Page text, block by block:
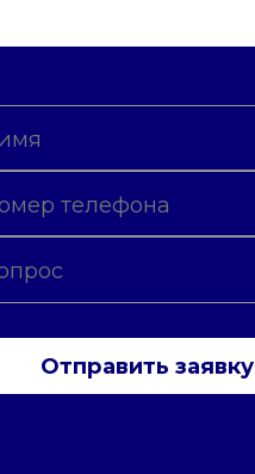
Отправить заявку